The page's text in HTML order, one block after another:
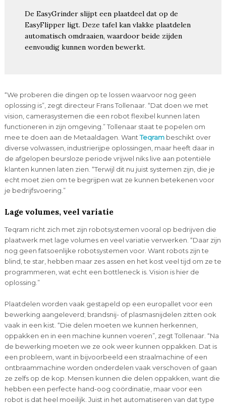
De EasyGrinder slijpt een plaatdeel dat op de
EasyFlipper ligt. Deze tafel kan vlakke plaatdelen
automatisch omdraaien, waardoor beide zijden
eenvoudig kunnen worden bewerkt.
“We proberen die dingen op te lossen waarvoor nog geen
oplossing is”, zegt directeur Frans Tollenaar. “Dat doen we met
vision, camerasystemen die een robot flexibel kunnen laten
functioneren in zijn omgeving.” Tollenaar staat te popelen om
mee te doen aan de Metaaldagen. WantTeqrambeschikt over
diverse volwassen, industrierijpe oplossingen, maar heeft daar in
de afgelopen beursloze periode vrijwel niks live aan potentiële
klanten kunnen laten zien. “Terwijl dit nu juist systemen zijn, die je
echt moet zien om te begrijpen wat ze kunnen betekenen voor
je bedrijfsvoering.”
Lage volumes, veel variatie
Teqram richt zich met zijn robotsystemen vooral op bedrijven die
plaatwerk met lage volumes en veel variatie verwerken. “Daar zijn
nog geen fatsoenlijke robotsystemen voor. Want robots zijn te
blind, te star, hebben maar zes assen en het kost veel tijd om ze te
programmeren, wat echt een bottleneck is. Vision is hier de
oplossing.”
Plaatdelen worden vaak gestapeld op een europallet voor een
bewerking aangeleverd; brandsnij- of plasmasnijdelen zitten ook
vaak in een kist. “Die delen moeten we kunnen herkennen,
oppakken en in een machine kunnen voeren”, zegt Tollenaar. “Na
de bewerking moeten we ze ook weer kunnen oppakken. Dat is
een probleem, want in bijvoorbeeld een straalmachine of een
ontbraammachine worden onderdelen vaak verschoven of gaan
ze zelfs op de kop. Mensen kunnen die delen oppakken, want die
hebben een perfecte hand-oog coördinatie, maar voor een
robot is dat heel moeilijk. Juist in het automatiseren van dat type